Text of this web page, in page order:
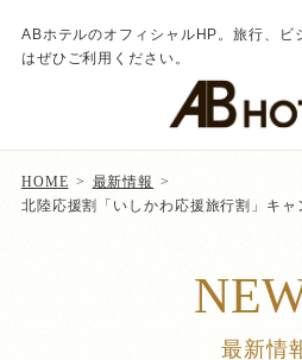
ABホテルのオフィシャルHP。旅行、ビ
はぜひご利用ください。
HOME
最新情報
北陸応援割「いしかわ応援旅行割」キ
最新情